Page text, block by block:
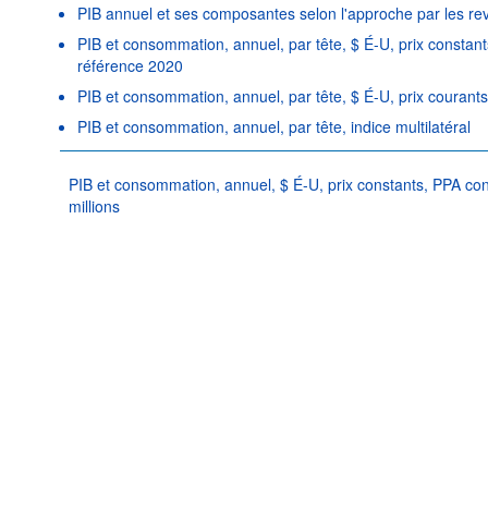
PIB annuel et ses composantes selon l'approche par les
PIB et consommation, annuel, par tête, $ É-U, prix
référence 2020
PIB et consommation, annuel, par tête, $ É-U, prix
PIB et consommation, annuel, par tête, indice multilatéral
PIB et consommation, annuel, $ É-U, prix constants, PPA
millions